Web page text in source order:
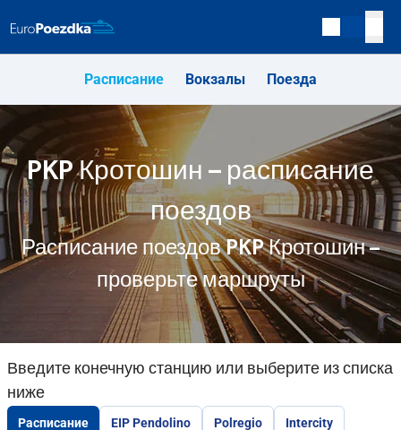
Расписание Вокзалы Поезда
PKP Кротошин – расписание
поездов
Расписание поездов PKP Кротошин –
проверьте маршруты
Введите конечную станцию или выберите из списка
ниже
Расписание EIP Pendolino Polregio Intercity